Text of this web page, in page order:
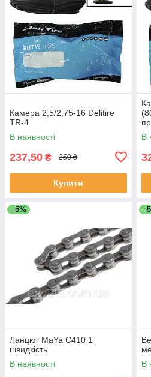
Камера 2,5/2,75-16 Delitire
TR-4
В наявності
237,50 ₴ 250 ₴
Купити
В
–5%
Ланцюг MaYa C410 1
швидкість
В наявності
В